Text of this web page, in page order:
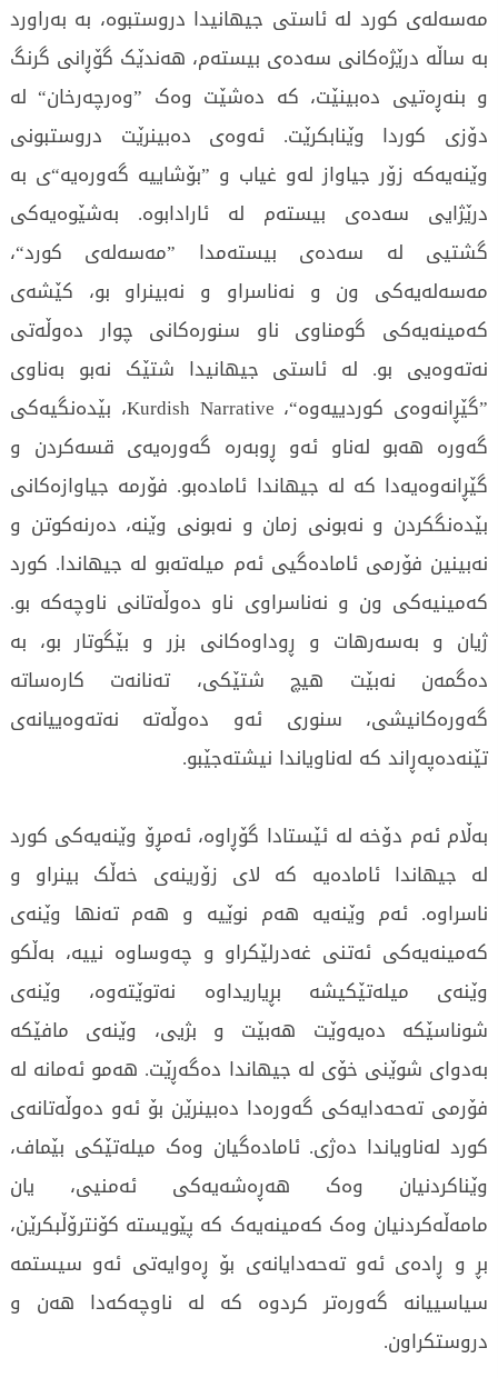
مەسەلەی کورد لە ئاستی جیھانیدا دروستبوە، بە بەراورد
بە ساڵە درێژەکانی سەدەی بیستەم، ھەندێک گۆڕانی گرنگ
و بنەڕەتیی دەبینێت، کە دەشێت وەک ”وەرچەرخان“ لە
دۆزی کوردا وێنابکرێت. ئەوەی دەبینرێت دروستبونی
وێنەیەکە زۆر جیاواز لەو غیاب و ”بۆشاییە گەورەیە“ی بە
درێژایی سەدەی بیستەم لە ئارادابوە. بەشێوەیەکی
گشتیی لە سەدەی بیستەمدا ”مەسەلەی کورد“،
مەسەلەیەکی ون و نەناسراو و نەبینراو بو، کێشەی
کەمینەیەکی گومناوی ناو سنورەکانی چوار دەوڵەتی
نەتەوەیی بو. لە ئاستی جیھانیدا شتێک نەبو بەناوی
”گێڕانەوەی کوردییەوە“، Kurdish Narrative، بێدەنگیەکی
گەورە ھەبو لەناو ئەو ڕوبەرە گەورەیەی قسەکردن و
گێڕانەوەیەدا کە لە جیھاندا ئامادەبو. فۆرمە جیاوازەکانی
بێدەنگکردن و نەبونی زمان و نەبونی وێنە، دەرنەکوتن و
نەبینین فۆرمی ئامادەگیی ئەم میلەتەبو لە جیھاندا. کورد
کەمینیەکی ون و نەناسراوی ناو دەوڵەتانی ناوچەکە بو.
ژیان و بەسەرھات و ڕوداوەکانی بزر و بێگوتار بو، بە
دەگمەن نەبێت ھیچ شتێکی، تەنانەت کارەساتە
گەورەکانیشی، سنوری ئەو دەوڵەتە نەتەوەییانەی
تێنەدەپەڕاند کە لەناویاندا نیشتەجێبو.
بەڵام ئەم دۆخە لە ئێستادا گۆڕاوە، ئەمڕۆ وێنەیەکی کورد
لە جیھاندا ئامادەیە کە لای زۆرینەی خەڵک بینراو و
ناسراوە. ئەم وێنەیە ھەم نوێیە و ھەم تەنھا وێنەی
کەمینەیەکی ئەتنی غەدرلێکراو و چەوساوە نییە، بەڵکو
وێنەی میلەتێکیشە بڕیاریداوە نەتوێتەوە، وێنەی
شوناسێکە دەیەوێت ھەبێت و بژیی، وێنەی مافێکە
بەدوای شوێنی خۆی لە جیھاندا دەگەڕێت. ھەمو ئەمانە لە
فۆرمی تەحەدایەکی گەورەدا دەبینرێن بۆ ئەو دەوڵەتانەی
کورد لەناویاندا دەژی. ئامادەگیان وەک میلەتێکی بێماف،
وێناکردنیان وەک ھەڕەشەیەکی ئەمنیی، یان
مامەڵەکردنیان وەک کەمینەیەک کە پێویستە کۆنترۆڵبکرێن،
بڕ و ڕادەی ئەو تەحەدایانەی بۆ ڕەوایەتی ئەو سیستمە
سیاسییانە گەورەتر کردوە کە لە ناوچەکەدا ھەن و
دروستکراون.